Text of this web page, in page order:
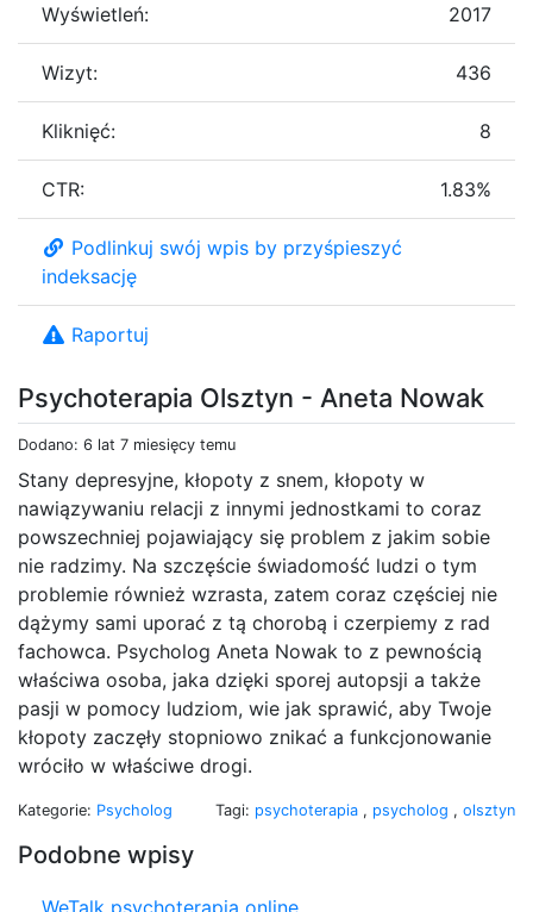
Psychoterapia Olsztyn - Aneta Nowak
Dodano: 6 lat 7 miesięcy temu
Stany depresyjne, kłopoty z snem, kłopoty w
nawiązywaniu relacji z innymi jednostkami to coraz
powszechniej pojawiający się problem z jakim sobie
nie radzimy. Na szczęście świadomość ludzi o tym
problemie również wzrasta, zatem coraz częściej nie
dążymy sami uporać z tą chorobą i czerpiemy z rad
fachowca. Psycholog Aneta Nowak to z pewnością
właściwa osoba, jaka dzięki sporej autopsji a także
pasji w pomocy ludziom, wie jak sprawić, aby Twoje
kłopoty zaczęły stopniowo znikać a funkcjonowanie
wróciło w właściwe drogi.
Kategorie: Psycholog Tagi: psychoterapia , psycholog , olsztyn
Podobne wpisy
WeTalk psychoterapia online
Wyświetleń: 2017
Wizyt: 436
Kliknięć: 8
CTR: 1.83%
Podlinkuj swój wpis by przyśpieszyć
indeksację
Raportuj